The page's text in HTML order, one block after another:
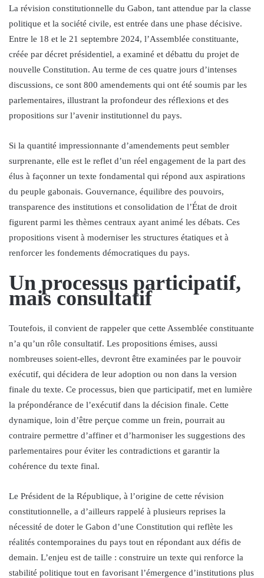
La révision constitutionnelle du Gabon, tant attendue par la classe
politique et la société civile, est entrée dans une phase décisive.
Entre le 18 et le 21 septembre 2024, l’Assemblée constituante,
créée par décret présidentiel, a examiné et débattu du projet de
nouvelle Constitution. Au terme de ces quatre jours d’intenses
discussions, ce sont 800 amendements qui ont été soumis par les
parlementaires, illustrant la profondeur des réflexions et des
propositions sur l’avenir institutionnel du pays.
Si la quantité impressionnante d’amendements peut sembler
surprenante, elle est le reflet d’un réel engagement de la part des
élus à façonner un texte fondamental qui répond aux aspirations
du peuple gabonais. Gouvernance, équilibre des pouvoirs,
transparence des institutions et consolidation de l’État de droit
figurent parmi les thèmes centraux ayant animé les débats. Ces
propositions visent à moderniser les structures étatiques et à
renforcer les fondements démocratiques du pays.
Un processus participatif,
mais consultatif
Toutefois, il convient de rappeler que cette Assemblée constituante
n’a qu’un rôle consultatif. Les propositions émises, aussi
nombreuses soient-elles, devront être examinées par le pouvoir
exécutif, qui décidera de leur adoption ou non dans la version
finale du texte. Ce processus, bien que participatif, met en lumière
la prépondérance de l’exécutif dans la décision finale. Cette
dynamique, loin d’être perçue comme un frein, pourrait au
contraire permettre d’affiner et d’harmoniser les suggestions des
parlementaires pour éviter les contradictions et garantir la
cohérence du texte final.
Le Président de la République, à l’origine de cette révision
constitutionnelle, a d’ailleurs rappelé à plusieurs reprises la
nécessité de doter le Gabon d’une Constitution qui reflète les
réalités contemporaines du pays tout en répondant aux défis de
demain. L’enjeu est de taille : construire un texte qui renforce la
stabilité politique tout en favorisant l’émergence d’institutions plus